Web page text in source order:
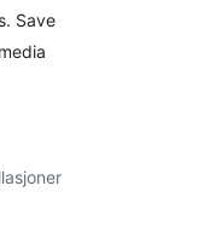
Save